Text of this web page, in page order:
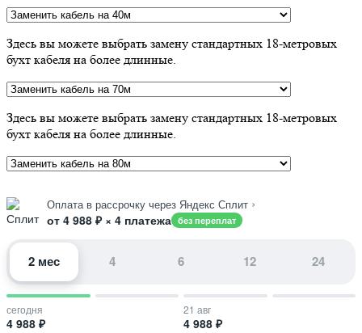
Здесь вы можете выбрать замену стандартных 18-метровых
бухт кабеля на более длинные.
Здесь вы можете выбрать замену стандартных 18-метровых
бухт кабеля на более длинные.
Оплата в рассрочку через Яндекс Сплит ›
от 4 988 ₽ × 4 платежа без переплат
2 мес 4 6 12 24
сегодня
4 988 ₽
21 авг
4 988 ₽